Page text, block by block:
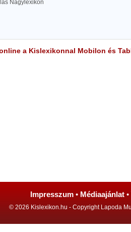
Nagylexikon
a Kislexikonnal Mobilon és
Impresszum • Médiaajánlat •
© 2026 Kislexikon.hu - Copyright Lapoda